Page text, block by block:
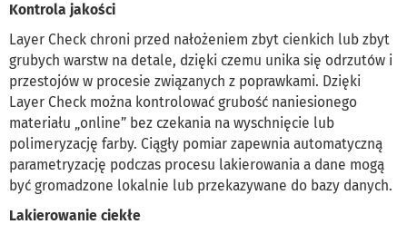
Kontrola jakości
Layer Check chroni przed nałożeniem zbyt cienkich lub zbyt
grubych warstw na detale, dzięki czemu unika się odrzutów i
przestojów w procesie związanych z poprawkami. Dzięki
Layer Check można kontrolować grubość naniesionego
materiału „online” bez czekania na wyschnięcie lub
polimeryzację farby. Ciągły pomiar zapewnia automatyczną
parametryzację podczas procesu lakierowania a dane mogą
być gromadzone lokalnie lub przekazywane do bazy danych.
Lakierowanie ciekłe